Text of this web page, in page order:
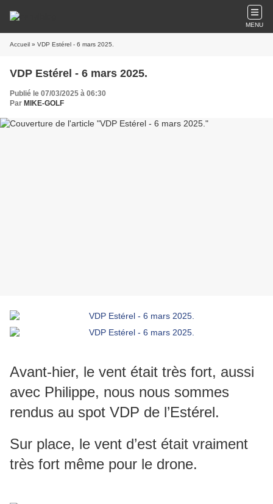
MENU
Accueil » VDP Estérel - 6 mars 2025.
VDP Estérel - 6 mars 2025.
Publié le 07/03/2025 à 06:30
Par MIKE-GOLF
Avant-hier, le vent était très fort, aussi
avec Philippe, nous nous sommes
rendus au spot VDP de l’Estérel.
Sur place, le vent d’est était vraiment
très fort même pour le drone.